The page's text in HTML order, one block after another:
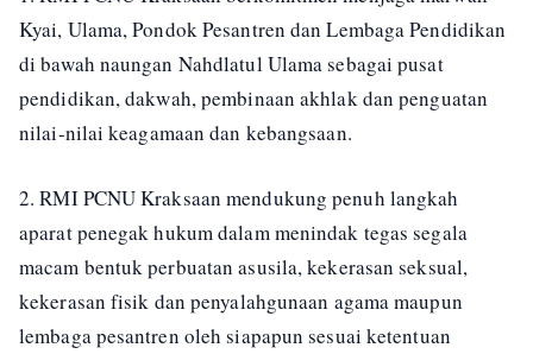
Kyai, Ulama, Pondok Pesantren dan Lembaga Pendidikan
di bawah naungan Nahdlatul Ulama sebagai pusat
pendidikan, dakwah, pembinaan akhlak dan penguatan
nilai-nilai keagamaan dan kebangsaan.
2. RMI PCNU Kraksaan mendukung penuh langkah
aparat penegak hukum dalam menindak tegas segala
macam bentuk perbuatan asusila, kekerasan seksual,
kekerasan fisik dan penyalahgunaan agama maupun
lembaga pesantren oleh siapapun sesuai ketentuan